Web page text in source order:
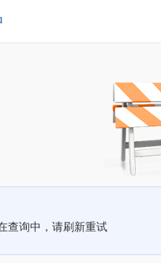
查询中，请刷新重试